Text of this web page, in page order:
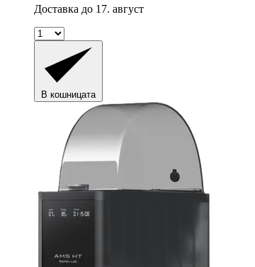
Доставка до 17. август
В кошницата